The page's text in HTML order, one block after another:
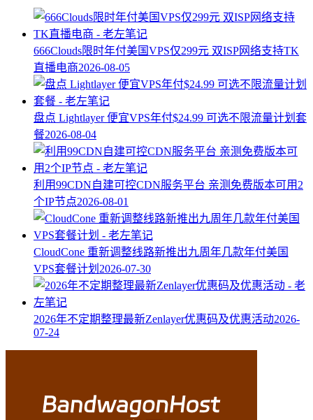
666Clouds限时年付美国VPS仅299元 双ISP网络支持TK
直播电商2026-08-05
盘点 Lightlayer 便宜VPS年付$24.99 可选不限流量计划套
餐2026-08-04
利用99CDN自建可控CDN服务平台 亲测免费版本可用2
个IP节点2026-08-01
CloudCone 重新调整线路新推出九周年几款年付美国
VPS套餐计划 2026-07-30
2026年不定期整理最新Zenlayer优惠码及优惠活动2026-
07-24